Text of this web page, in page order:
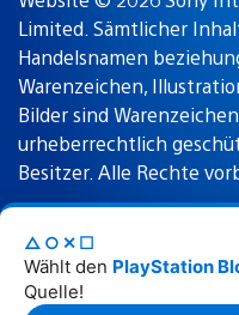
△○✕☐
Wählt den PlayStation
Quelle!
Limited. Sämtlicher
Handelsnamen
Warenzeichen,
Bilder sind
urheberrechtlich
Besitzer. Alle Rechte
Nutzungsbedingungen
Rechtliche Hinweise